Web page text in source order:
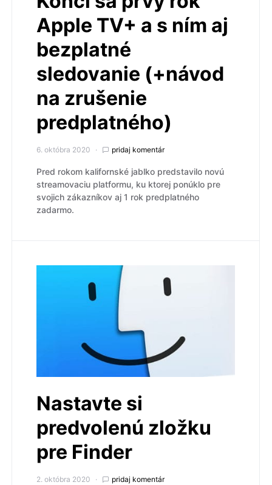
Apple TV+ a s ním aj
bezplatné
sledovanie (+návod
na zrušenie
predplatného)
6. októbra 2020 pridaj komentár
Pred rokom kalifornské jablko predstavilo novú
streamovaciu platformu, ku ktorej ponúklo pre
svojich zákazníkov aj 1 rok predplatného
zadarmo.
Nastavte si
predvolenú zložku
pre Finder
2. októbra 2020 pridaj komentár